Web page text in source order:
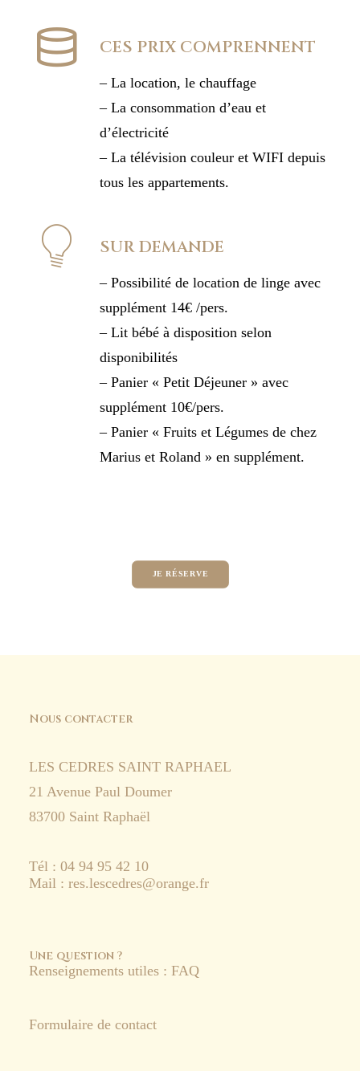
CES PRIX COMPRENNENT
– La location, le chauffage
– La consommation d’eau et
d’électricité
– La télévision couleur et WIFI depuis
tous les appartements.
SUR DEMANDE
– Possibilité de location de linge avec
supplément 14€ /pers.
– Lit bébé à disposition selon
disponibilités
– Panier « Petit Déjeuner » avec
supplément 10€/pers.
– Panier « Fruits et Légumes de chez
Marius et Roland » en supplément.
JE RÉSERVE
Nous contacter
LES CEDRES SAINT RAPHAEL
21 Avenue Paul Doumer
83700 Saint Raphaël
Tél : 04 94 95 42 10
Mail : res.lescedres@orange.fr
Une question ?
Renseignements utiles : FAQ
Formulaire de contact